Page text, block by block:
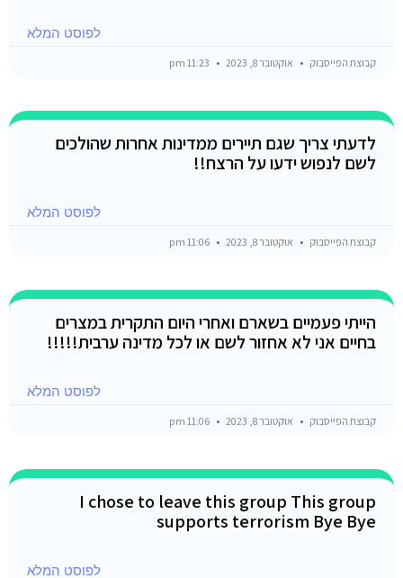
לפוסט המלא
קבוצת הפייסבוק אוקטובר 8, 2023
לדעתי צריך שגם תיירים ממדינות אחרות שהולכים
לשם לנפוש ידעו על הרצח!!
לפוסט המלא
קבוצת הפייסבוק אוקטובר 8, 2023
הייתי פעמיים בשארם ואחרי היום התקרית במצרים
בחיים אני לא אחזור לשם או לכל מדינה ערבית!!!!!
לפוסט המלא
קבוצת הפייסבוק אוקטובר 8, 2023
I chose to leave this group This group
supports terrorism Bye Bye
לפוסט המלא